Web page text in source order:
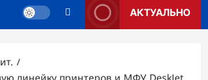
АКТУАЛЬНО